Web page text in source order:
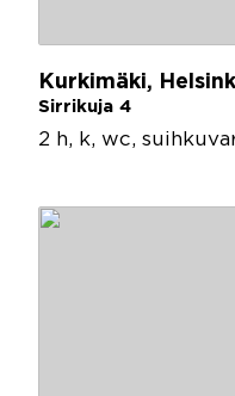
Kurkimäki,
Sirrikuja 4
2 h, k, wc,